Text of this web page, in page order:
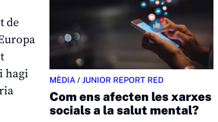
de
hagi
MÈDIA / JUNIOR REPORT RED
Com ens afecten les xarxes
socials a la salut mental?